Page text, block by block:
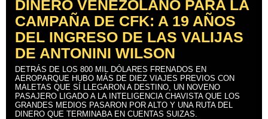
DINERO VENEZOLANO PARA LA
CAMPAÑA DE CFK: A 19 AÑOS
DEL INGRESO DE LAS VALIJAS
DE ANTONINI WILSON
DETRÁS DE LOS 800 MIL DÓLARES FRENADOS EN
AEROPARQUE HUBO MÁS DE DIEZ VIAJES PREVIOS CON
MALETAS QUE SÍ LLEGARON A DESTINO, UN NOVENO
PASAJERO LIGADO A LA INTELIGENCIA CHAVISTA QUE LOS
GRANDES MEDIOS PASARON POR ALTO Y UNA RUTA DEL
DINERO QUE TERMINABA EN CUENTAS SUIZAS.